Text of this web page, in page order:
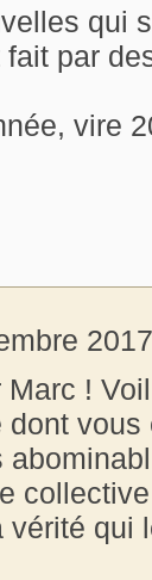
qui
fait par
vire
!